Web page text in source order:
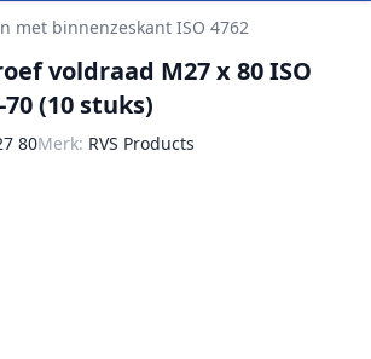
met binnenzeskant ISO 4762
voldraad M27 x 80 ISO
70 (10 stuks)
80Merk: RVS Products